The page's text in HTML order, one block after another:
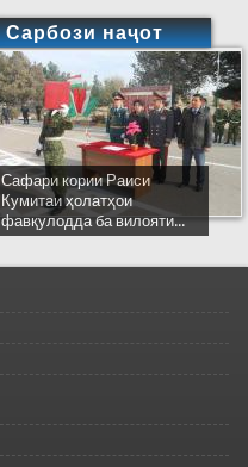
Сарбози наҷот
Сафари кории Раиси
Кумитаи ҳолатҳои
фавқулодда ба вилояти...